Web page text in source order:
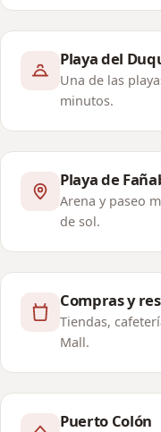
Playa del
Una de las
minutos.
Playa de
Arena y paseo
de sol.
Compras y
Tiendas,
Mall.
Puerto Colón